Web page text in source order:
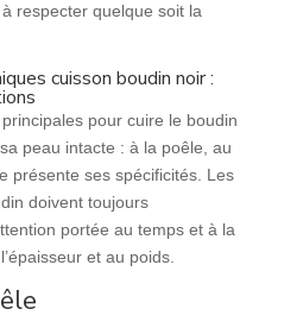
respecter quelque soit la
cuisson boudin noir :
pour cuire le boudin
peau intacte : à la poêle, au
présente ses spécificités. Les
doivent toujours
portée au temps et à la
et au poids.